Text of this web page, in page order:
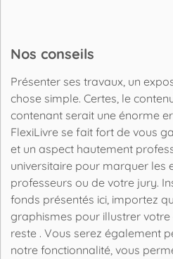
Nos conseils
Présenter ses travaux, un
chose simple. Certes, le
contenant serait une énorme
FlexiLivre se fait fort de vous
et un aspect hautement
universitaire pour marquer les
professeurs ou de votre jury.
fonds présentés ici, importez
graphismes pour illustrer
reste . Vous serez également
notre fonctionnalité, vous